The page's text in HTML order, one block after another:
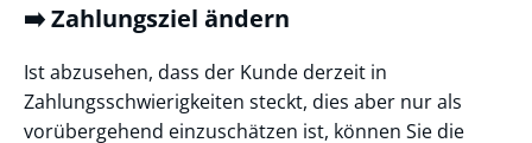
➡️ Zahlungsziel ändern
Ist abzusehen, dass der Kunde derzeit in
Zahlungsschwierigkeiten steckt, dies aber nur als
vorübergehend einzuschätzen ist, können Sie die